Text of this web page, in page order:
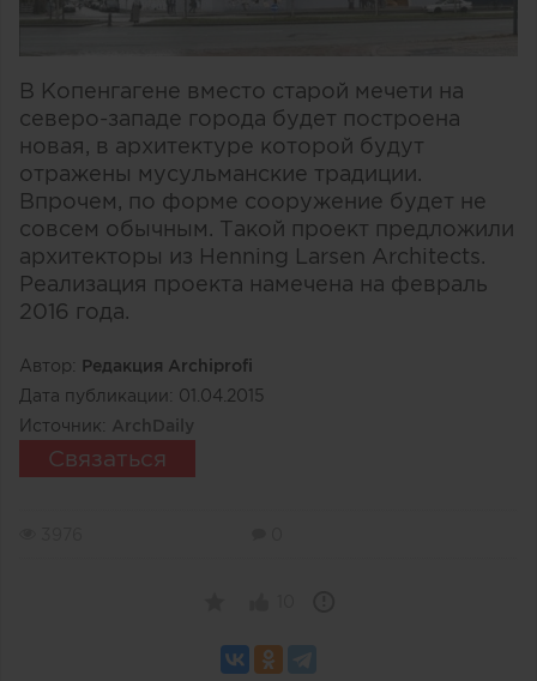
В Копенгагене вместо старой мечети на
северо-западе города будет построена
новая, в архитектуре которой будут
отражены мусульманские традиции.
Впрочем, по форме сооружение будет не
совсем обычным. Такой проект предложили
архитекторы из Henning Larsen Architects.
Реализация проекта намечена на февраль
2016 года.
Автор: Редакция Archiprofi
Дата публикации: 01.04.2015
Источник: ArchDaily
Связаться